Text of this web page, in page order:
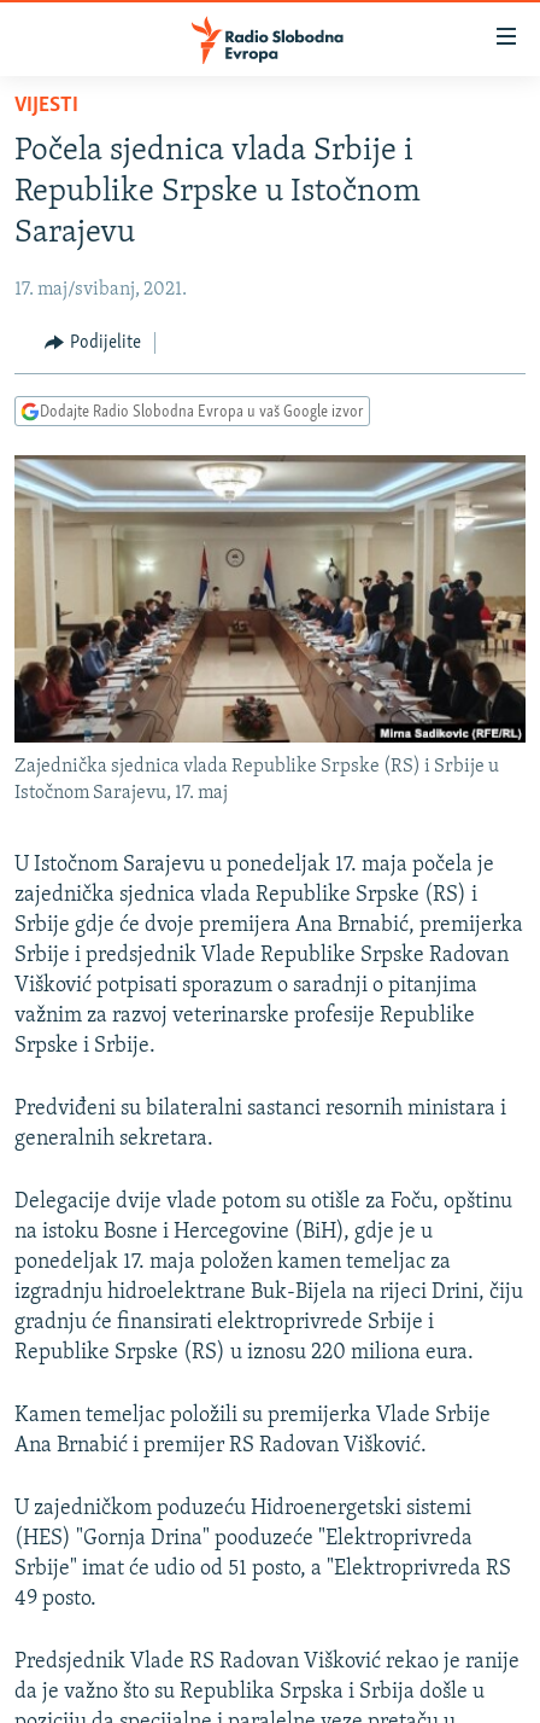
Pređite
glavni
sadržaj
Pređite
na
glavnu
navigaciju
Pređite
na
pretragu
VIJESTI
BOSNA I HERCEGOVINA
SRBIJA
KOSOVO
CRNA GORA
VIZUELNO
INFOGRAFIKE
RAT U UKRAJINI
KINA NA BALKANU
RSE PRIČE IZ SVIJETA
ISPRIČAJ MI
DNEVNO@RSE
SPECIJALI RSE
VIŠE OD NASLOVA
GENOCID U SREBRENICI
POPLAVE I KLIZIŠTA U BIH 2024.
POST SCRIPTUM
MOJA EVROPA
TRI DECENIJE OD RATA U BIH
SVE KARTE DEJTONA
NASTANAK I RASPAD JUGOSLAVIJE
PRATITE NAS
VIJESTI
Počela sjednica vlada Srbije i
Republike Srpske u Istočnom
Sarajevu
17. maj/svibanj, 2021.
Podijelite
Dodajte Radio Slobodna Evropa u vaš Google izvor
Zajednička sjednica vlada Republike Srpske (RS) i Srbije u
Istočnom Sarajevu, 17. maj
U Istočnom Sarajevu u ponedeljak 17. maja počela je
zajednička sjednica vlada Republike Srpske (RS) i
Srbije gdje će dvoje premijera Ana Brnabić, premijerka
Srbije i predsjednik Vlade Republike Srpske Radovan
Višković potpisati sporazum o saradnji o pitanjima
važnim za razvoj veterinarske profesije Republike
Srpske i Srbije.
Predviđeni su bilateralni sastanci resornih ministara i
generalnih sekretara.
Delegacije dvije vlade potom su otišle za Foču, opštinu
na istoku Bosne i Hercegovine (BiH), gdje je u
ponedeljak 17. maja položen kamen temeljac za
izgradnju hidroelektrane Buk-Bijela na rijeci Drini, čiju
gradnju će finansirati elektroprivrede Srbije i
Republike Srpske (RS) u iznosu 220 miliona eura.
Kamen temeljac položili su premijerka Vlade Srbije
Ana Brnabić i premijer RS Radovan Višković.
U zajedničkom poduzeću Hidroenergetski sistemi
(HES) "Gornja Drina" pooduzeće "Elektroprivreda
Srbije" imat će udio od 51 posto, a "Elektroprivreda RS
49 posto.
Predsjednik Vlade RS Radovan Višković rekao je ranije
da je važno što su Republika Srpska i Srbija došle u